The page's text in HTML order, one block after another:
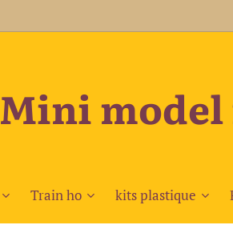
Mini
Train ho kits plastique